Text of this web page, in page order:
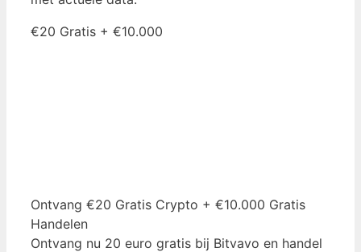
€20 Gratis + €10.000
Ontvang €20 Gratis Crypto + €10.000 Gratis
Handelen
Ontvang nu 20 euro gratis bij Bitvavo en handel